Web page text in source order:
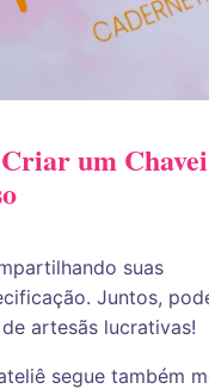
um
suas
Juntos,
artesãs lucrativas!
segue também